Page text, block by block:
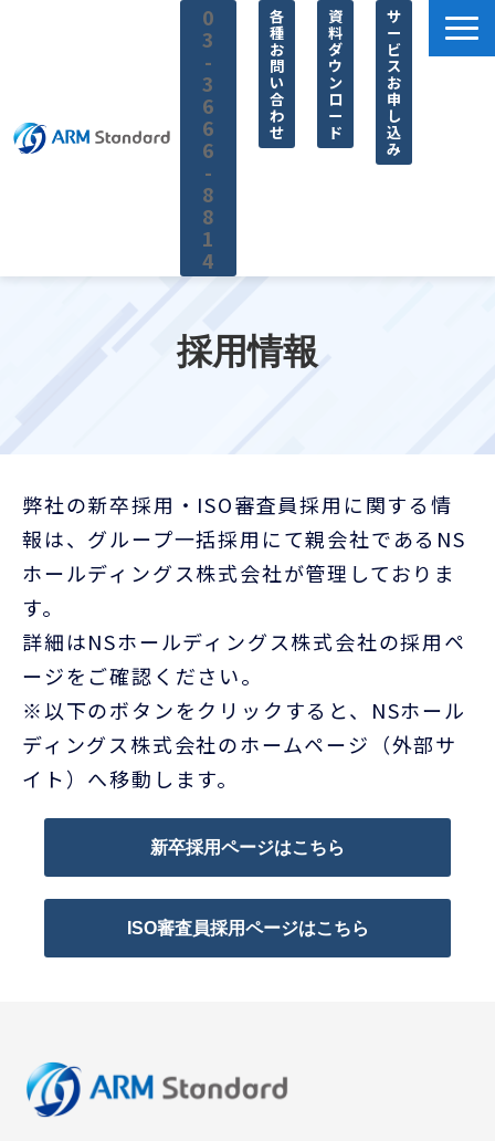
0
3
-
3
6
6
6
-
8
8
1
4
各
種
お
問
い
合
わ
せ
資
料
ダ
ウ
ン
ロ
ー
ド
サ
ー
ビ
ス
お
申
し
込
み
料金
無料セミナー
企業情報
お客様ポータル
採用情報
弊社の新卒採用・ISO審査員採用に関する情
報は、グループ一括採用にて親会社であるNS
ホールディングス株式会社が管理しておりま
す。
詳細はNSホールディングス株式会社の採用ペ
ージをご確認ください。
※以下のボタンをクリックすると、NSホール
ディングス株式会社のホームページ（外部サ
イト）へ移動します。
新卒採用ページはこちら
ISO審査員採用ページはこちら